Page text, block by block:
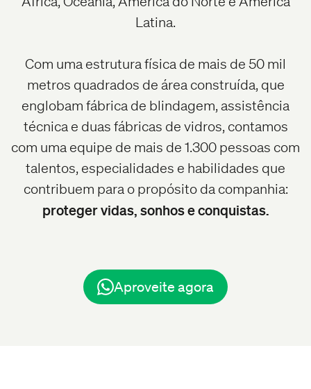
Latina.
Com uma estrutura física de mais de 50 mil
metros quadrados de área construída, que
englobam fábrica de blindagem, assistência
técnica e duas fábricas de vidros, contamos
com uma equipe de mais de 1.300 pessoas com
talentos, especialidades e habilidades que
contribuem para o propósito da companhia:
proteger vidas, sonhos e conquistas.
Aproveite agora